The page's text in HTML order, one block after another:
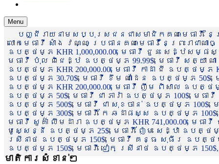
Menu
បញ្ជីរាយនាមសប្បុរសជនជាសមាជិកគណៈមេធាវី
លោកមេធាវី សាំង វណ្ណៈ ប្រធានគណៈមេធាវីនៃព្រះរា
ឧបត្ថម្ភ KHR 1,000,000.00, មេធាវី ជួន សេដ្ឋស
មេធាវី ប៉ុល ពិជេដ្ឋ ឧបត្ថម្ភ 99.99$, មេធាវី សត្យា ណ
ឧបត្ថម្ភ KHR 200,000.00, មេធាវី កាដា ជី ឧបត្ថម្ភ
ឧបត្ថម្ភ 30.70$, មេធាវី ខឹម ណាដែន ឧបត្ថម្ភ 50$,
ឧបត្ថម្ភ KHR 200,000.00, មេធាវី ញឹម ពិសាល ឧបត្ថ
ឧបត្ថម្ភ 50$, មេធាវី ជា ភារ៉ា ឧបត្ថម្ភ 100$, មេ
ឧបត្ថម្ភ 500$, មេធាវី ជា សុខចាន់ ឧបត្ថម្ភ
ឧបត្ថម្ភ 300$, មេធាវី កែ ឆដាផស្ស ឧបត្ថម្ភ
មេធាវី សួគ៌ា លឹមដារា ឧបត្ថម្ភ KHR 741,000.00, មេ
មូសេ្សន្នី ឧបត្ថម្ភ 25$, មេធាវី ញ៉ែម សេដ្ឋា ឧបត្ថ
ស្រីនាថ ឧបត្ថម្ភ 150$, មេធាវី គន្ធ សុធីរ ឧបត្ថម្ភ
ឧបត្ថម្ភ 150$, មេធាវី ជៀក ស្រីនាថ ឧបត្ថម្ភ 150$,
មាតិការសំខាន់ៗ